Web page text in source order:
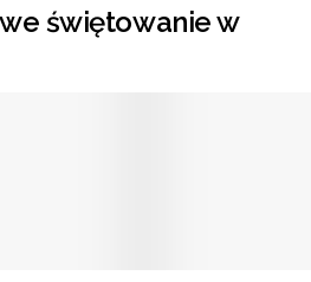
świętowanie w